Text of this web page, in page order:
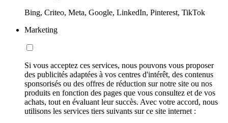
Bing, Criteo, Meta, Google, LinkedIn, Pinterest, TikTok
Marketing
Si vous acceptez ces services, nous pouvons vous proposer
des publicités adaptées à vos centres d'intérêt, des contenus
sponsorisés ou des offres de réduction sur notre site ou nos
produits en fonction des pages que vous consultez et de vos
achats, tout en évaluant leur succès. Avec votre accord, nous
utilisons les services tiers suivants sur ce site internet :